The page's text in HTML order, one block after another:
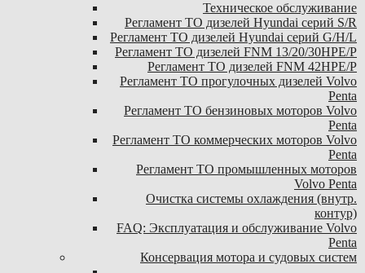
Техническое обслуживание
Регламент ТО дизелей Hyundai серий S/R
Регламент ТО дизелей Hyundai серий G/H/L
Регламент ТО дизелей FNM 13/20/30HPE/P
Регламент ТО дизелей FNM 42HPE/P
Регламент ТО прогулочных дизелей Volvo
Penta
Регламент ТО бензиновых моторов Volvo
Penta
Регламент ТО коммерческих моторов Volvo
Penta
Регламент ТО промышленных моторов
Volvo Penta
Очистка системы охлаждения (внутр.
контур)
FAQ: Эксплуатация и обслуживание Volvo
Penta
Консервация мотора и судовых систем